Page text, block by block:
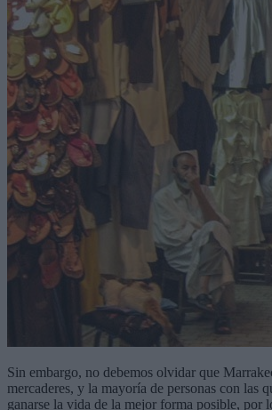
Sin embargo, no debemos olvidar que
mercaderes, y la mayoría de personas con las
ganarse la vida de la mejor forma posible, por